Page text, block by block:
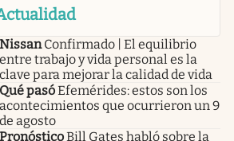
Nissan Confirmado | El equilibrio
entre trabajo y vida personal es la
clave para mejorar la calidad de vida
Qué pasóEfemérides: estos son los
acontecimientos que ocurrieron un 9
de agosto
PronósticoBill Gates habló sobre la